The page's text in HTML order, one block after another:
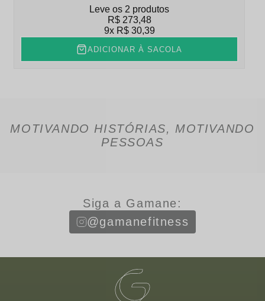
Leve os 2 produtos
R$ 273,48
9x R$ 30,39
ADICIONAR À SACOLA
MOTIVANDO HISTÓRIAS, MOTIVANDO
PESSOAS
Siga a Gamane:
@gamanefitness